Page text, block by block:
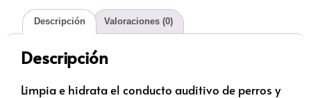
Descripción Valoraciones (0)
Descripción
Limpia e hidrata el conducto auditivo de perros y